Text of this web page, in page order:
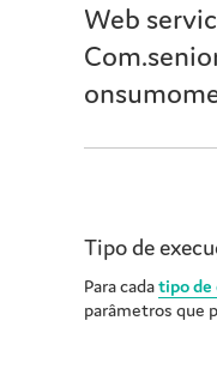
Web
Tipo de
Para cadatipo de
parâmetros que